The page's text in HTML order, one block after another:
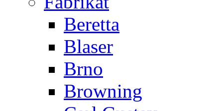
Beretta
Blaser
Brno
Browning